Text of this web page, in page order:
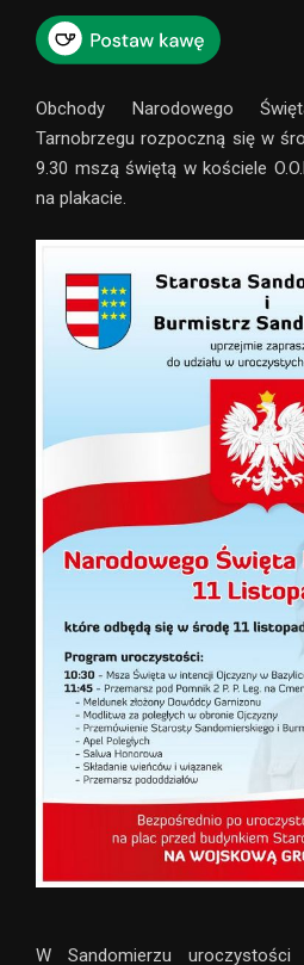
Obchody Narodowego
Tarnobrzegu rozpoczną się w
9.30 mszą świętą w kościele
na plakacie.
W Sandomierzu